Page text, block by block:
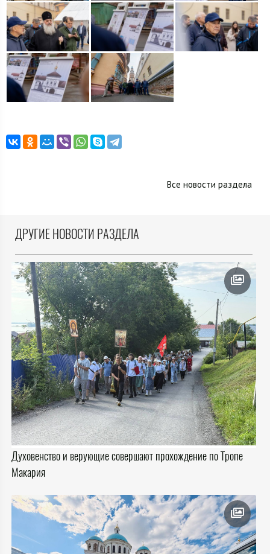
Все новости раздела
ДРУГИЕ НОВОСТИ РАЗДЕЛА
Духовенство и верующие совершают прохождение по Тропе
Макария